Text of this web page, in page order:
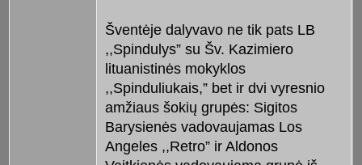
Šventėje dalyvavo ne tik pats LB
,,Spindulys” su Šv. Kazimiero
lituanistinės mokyklos
,,Spinduliukais,” bet ir dvi vyresnio
amžiaus šokių grupės: Sigitos
Barysienės vadovaujamas Los
Angeles ,,Retro” ir Aldonos